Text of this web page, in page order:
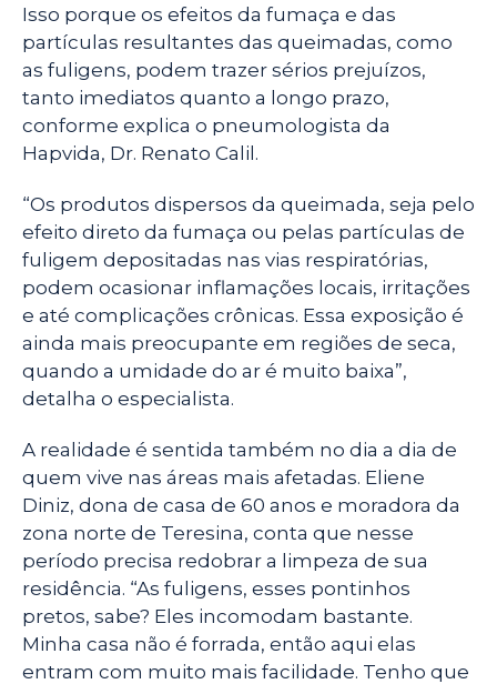
Isso porque os efeitos da fumaça e das
partículas resultantes das queimadas, como
as fuligens, podem trazer sérios prejuízos,
tanto imediatos quanto a longo prazo,
conforme explica o pneumologista da
Hapvida, Dr. Renato Calil.
“Os produtos dispersos da queimada, seja pelo
efeito direto da fumaça ou pelas partículas de
fuligem depositadas nas vias respiratórias,
podem ocasionar inflamações locais, irritações
e até complicações crônicas. Essa exposição é
ainda mais preocupante em regiões de seca,
quando a umidade do ar é muito baixa”,
detalha o especialista.
A realidade é sentida também no dia a dia de
quem vive nas áreas mais afetadas. Eliene
Diniz, dona de casa de 60 anos e moradora da
zona norte de Teresina, conta que nesse
período precisa redobrar a limpeza de sua
residência. “As fuligens, esses pontinhos
pretos, sabe? Eles incomodam bastante.
Minha casa não é forrada, então aqui elas
entram com muito mais facilidade. Tenho que